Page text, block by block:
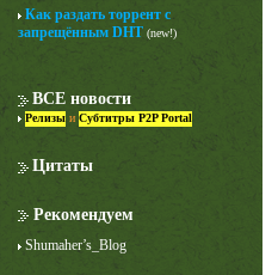
Как раздать торрент с
запрещённым DHT (new!)
ВСЕ новости
Релизы и Субтитры P2P Portal
Цитаты
Рекомендуем
Shumaher’s_Blog